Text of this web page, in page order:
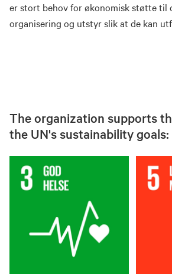
er stort behov for økonomisk støtte til
organisering og utstyr slik at de kan
The organization supports
the UN's sustainability goals: